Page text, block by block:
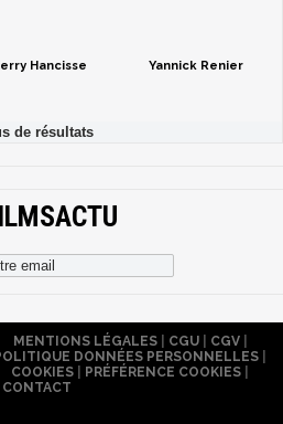
Hancisse Yannick Renier
MENTIONS LÉGALES| CGU| CGV|
DONNÉES PERSONNELLES
COOKIES
PRÉFÉRENCE COOKIES
CONTACT